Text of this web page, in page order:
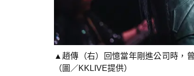
▲趙傳（右）回憶當年剛進公司時，
（圖／KKLIVE提供）